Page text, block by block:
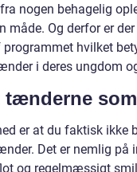
nogen behagelig
måde. Og derfor er
hvilket
i deres ungdom
tænderne
er at du faktisk ikke
Det er nemlig på
og regelmæssigt